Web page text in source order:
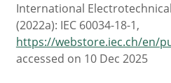
International
(2022a): IEC 60034-18-1,
https://webstore.iec.ch/en/
accessed on 10 Dec 2025